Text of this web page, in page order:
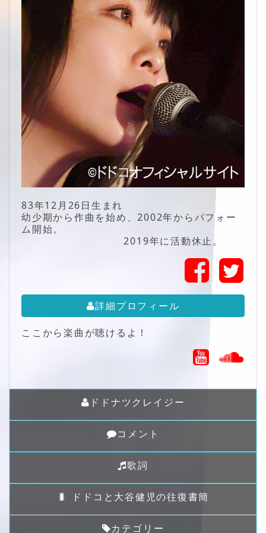
83年12月26日生まれ
幼少期から作曲を始め、2002年からパフォー
ム開始。
2019年に活動休止。
詳細プロフィール
ここから楽曲が聴けるよ！
ドドナツクレイジー
コメント
歌詞
🐛 ドドコと大谷健児の往復書簡
カテゴリー